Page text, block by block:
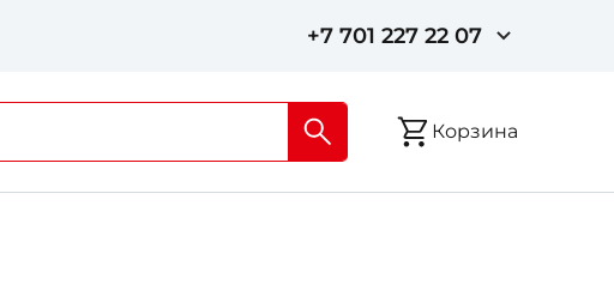
+7 701 227 22 07
Корзина